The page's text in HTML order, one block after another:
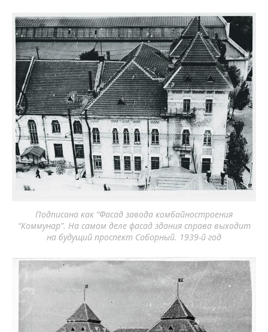
Подписана как “Фасад завода комбайностроения
“Коммунар”. На самом деле фасад здания справа выходит
на будущий проспект Соборный. 1939-й год